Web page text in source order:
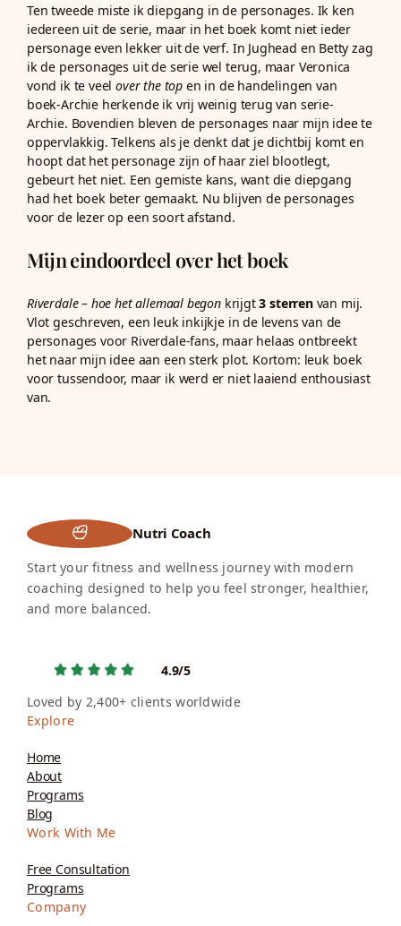
Ten tweede miste ik diepgang in de personages. Ik ken
iedereen uit de serie, maar in het boek komt niet ieder
personage even lekker uit de verf. In Jughead en Betty zag
ik de personages uit de serie wel terug, maar Veronica
vond ik te veelover the topen in de handelingen van
boek-Archie herkende ik vrij weinig terug van serie-
Archie. Bovendien bleven de personages naar mijn idee te
oppervlakkig. Telkens als je denkt dat je dichtbij komt en
hoopt dat het personage zijn of haar ziel blootlegt,
gebeurt het niet. Een gemiste kans, want die diepgang
had het boek beter gemaakt. Nu blijven de personages
voor de lezer op een soort afstand.
Mijn eindoordeel over het boek
Riverdale – hoe het allemaal begonkrijgt3 sterrenvan mij.
Vlot geschreven, een leuk inkijkje in de levens van de
personages voor Riverdale-fans, maar helaas ontbreekt
het naar mijn idee aan een sterk plot. Kortom: leuk boek
voor tussendoor, maar ik werd er niet laaiend enthousiast
van.
Nutri Coach
Start your fitness and wellness journey with modern
coaching designed to help you feel stronger, healthier,
and more balanced.
4.9/5
Loved by 2,400+ clients worldwide
Explore
Home
About
Programs
Blog
Work With Me
Free Consultation
Programs
Company